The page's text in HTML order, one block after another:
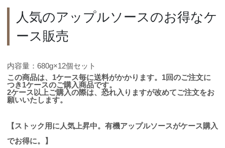
人気のアップルソースのお得なケ
ース販売
内容量：680g×12個セット
この商品は、1ケース毎に送料がかかります。1回のご注文に
つき1ケースのご購入商品です。
2ケース以上ご購入の際は、恐れ入りますが改めてご注文をお
願いいたします。
【ストック用に人気上昇中。有機アップルソースがケース購入
でお得に。】